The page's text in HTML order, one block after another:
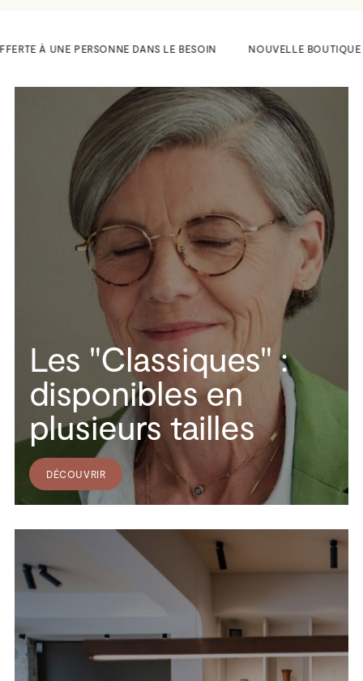
À UNE PERSONNE DANS LE BESOIN NOUVELLE BOUTIQUE
Les "Classiques" :
disponibles en
plusieurs tailles
DÉCOUVRIR